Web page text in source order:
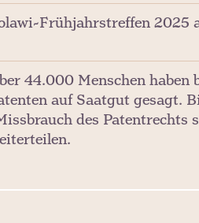
Frühjahrstreffen 2025
44.000 Menschen haben
auf Saatgut gesagt.
des Patentrechts